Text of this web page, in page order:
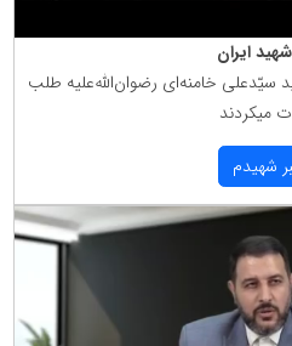
ایران
خامنه‌ای رضوان‌الله‌علیه طلب
میكردند
شهیدم